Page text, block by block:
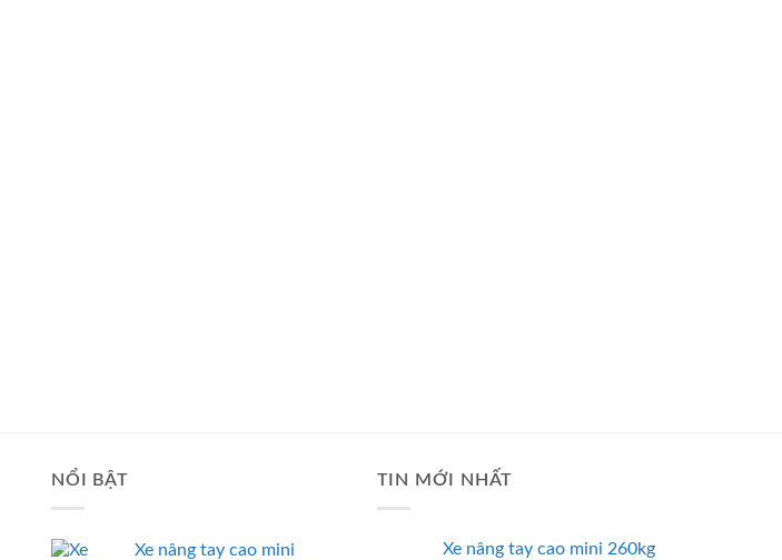
NỔI BẬT
Xe nâng tay cao mini
TIN MỚI NHẤT
Xe nâng tay cao mini 260kg